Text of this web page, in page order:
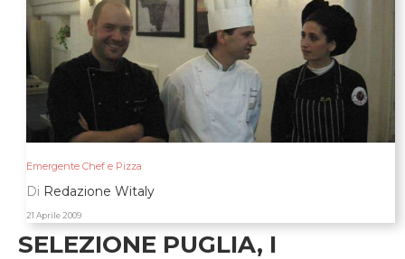
Emergente Chef e Pizza
Di Redazione Witaly
21 Aprile 2009
SELEZIONE PUGLIA, I